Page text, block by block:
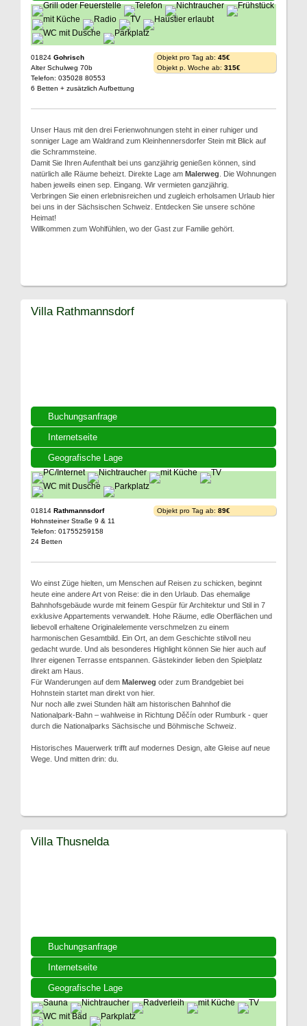
01824 Gohrisch
Alter Schulweg 70b
Telefon: 035028 80553
6 Betten + zusätzlich Aufbettung
Objekt pro Tag ab: 45€
Objekt p. Woche ab: 315€
Unser Haus mit den drei Ferienwohnungen steht in einer ruhiger und
sonniger Lage am Waldrand zum Kleinhennersdorfer Stein mit Blick auf
die Schrammsteine.
Damit Sie Ihren Aufenthalt bei uns ganzjährig genießen können, sind
natürlich alle Räume beheizt. Direkte Lage am Malerweg . Die Wohnungen
haben jeweils einen sep. Eingang. Wir vermieten ganzjährig.
Verbringen Sie einen erlebnisreichen und zugleich erholsamen Urlaub hier
bei uns in der Sächsischen Schweiz. Entdecken Sie unsere schöne
Heimat!
Willkommen zum Wohlfühlen, wo der Gast zur Familie gehört.
Buchungsanfrage
Internetseite
Geografische Lage
Villa Rathmannsdorf
01814 Rathmannsdorf
Hohnsteiner Straße 9 & 11
Telefon: 01755259158
24 Betten
Objekt pro Tag ab: 89€
Wo einst Züge hielten, um Menschen auf Reisen zu schicken, beginnt
heute eine andere Art von Reise: die in den Urlaub. Das ehemalige
Bahnhofsgebäude wurde mit feinem Gespür für Architektur und Stil in 7
exklusive Appartements verwandelt. Hohe Räume, edle Oberflächen und
liebevoll erhaltene Originalelemente verschmelzen zu einem
harmonischen Gesamtbild. Ein Ort, an dem Geschichte stilvoll neu
gedacht wurde. Und als besonderes Highlight können Sie hier auch auf
Ihrer eigenen Terrasse entspannen. Gästekinder lieben den Spielplatz
direkt am Haus.
Für Wanderungen auf dem Malerweg oder zum Brandgebiet bei
Hohnstein startet man direkt von hier.
Nur noch alle zwei Stunden hält am historischen Bahnhof die
Nationalpark-Bahn – wahlweise in Richtung Děčín oder Rumburk - quer
durch die Nationalparks Sächsische und Böhmische Schweiz.
Historisches Mauerwerk trifft auf modernes Design, alte Gleise auf neue
Wege. Und mitten drin: du.
Buchungsanfrage
Internetseite
Geografische Lage
Villa Thusnelda